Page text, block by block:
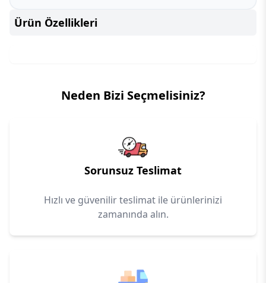
Ürün Özellikleri
Neden Bizi Seçmelisiniz?
Sorunsuz Teslimat
Hızlı ve güvenilir teslimat ile ürünlerinizi
zamanında alın.